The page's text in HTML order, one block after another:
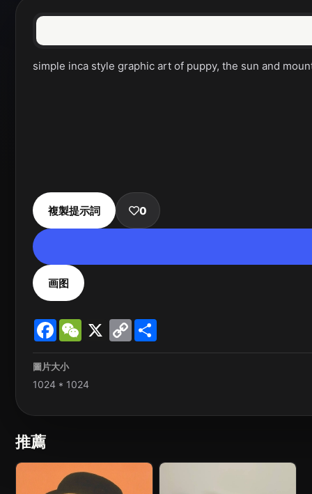
simple inca style graphic art of puppy, the sun and
複製提示詞 0
画图
FacebookWeChat
X
Copy
Link
圖片大小
1024 * 1024
推薦